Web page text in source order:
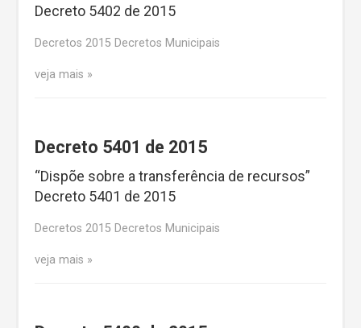
Decreto 5402 de 2015
Decretos 2015 Decretos Municipais
veja mais
Decreto 5401 de 2015
“Dispõe sobre a transferência de recursos”
Decreto 5401 de 2015
Decretos 2015 Decretos Municipais
veja mais